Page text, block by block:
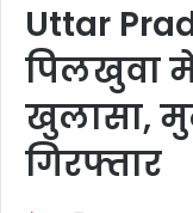
Uttar
पिलखुवा
खुलासा,
गिरफ्तार